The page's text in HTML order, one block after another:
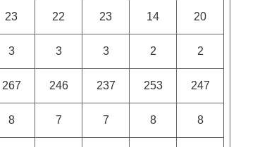
23 22 23 14 20
3 3 3 2 2
267 246 237 253 247
8 7 7 8 8